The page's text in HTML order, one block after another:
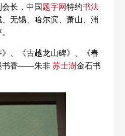
长，中国题字网特约书法
无锡、哈尔滨、萧山、浦
、《古越龙山碑》、《春
书香——朱非苏士澍金石书